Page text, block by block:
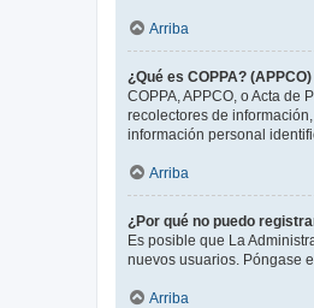
Arriba
¿Qué es COPPA? (APPCO)
COPPA, APPCO, o Acta
recolectores de
información personal
Arriba
¿Por qué no puedo
Es posible que La
nuevos usuarios. Póngase
Arriba